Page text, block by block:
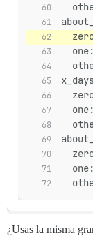
¿Usas la misma